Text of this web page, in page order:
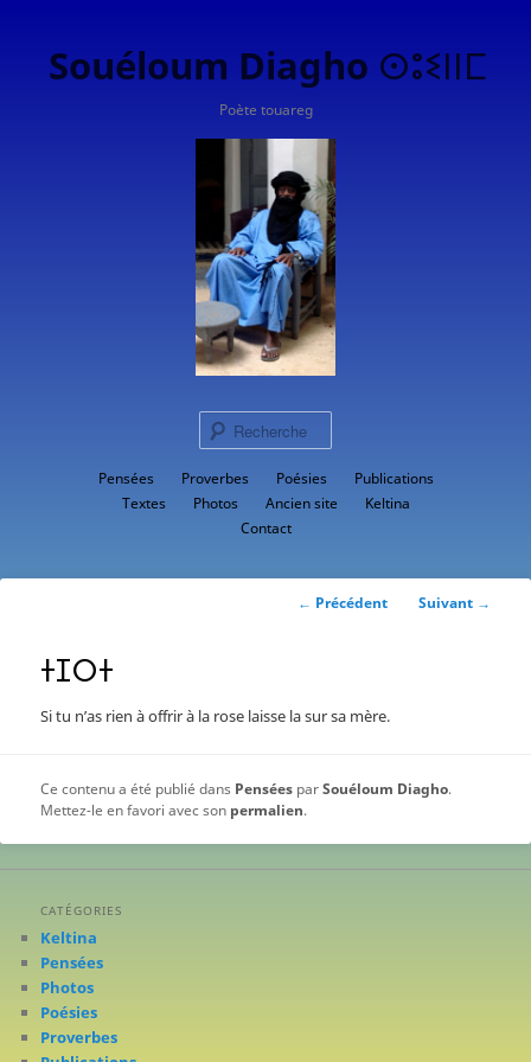
Souéloum Diagho ⵙⵓⵉⵏⵏⵎ
Poète touareg
Aller
au
contenu
Pensées Proverbes Poésies
Publications
Textes
Photos Ancien site
Keltina
Contact
Navigation
← Précédent Suivant →
ⵜⵊⵔⵜ
Si tu n’as rien à offrir à la rose laisse la sur sa mère.
Ce contenu a été publié dans Pensées parSouéloum Diagho.
Mettez-le en favori avec son permalien.
CATÉGORIES
Keltina
Pensées
Photos
Poésies
Proverbes